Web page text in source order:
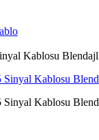
Kablosu